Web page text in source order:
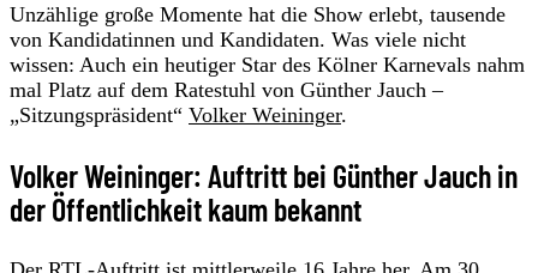
Unzählige große Momente hat die Show erlebt, tausende
von Kandidatinnen und Kandidaten. Was viele nicht
wissen: Auch ein heutiger Star des Kölner Karnevals nahm
mal Platz auf dem Ratestuhl von Günther Jauch –
„Sitzungspräsident“ Volker Weininger.
Volker Weininger: Auftritt bei Günther Jauch in
der Öffentlichkeit kaum bekannt